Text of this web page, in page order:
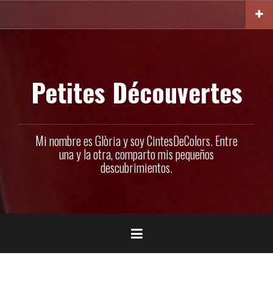
Petites Découvertes
Mi nombre es Glòria y soy CintesDeColors. Entre
una y la otra, comparto mis pequeños
descubrimientos.